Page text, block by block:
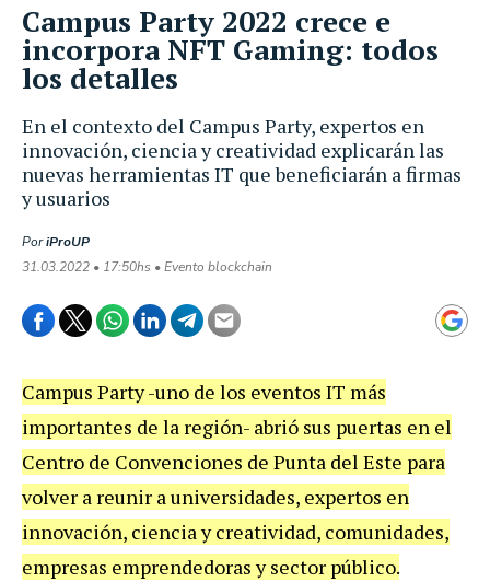
En el contexto del Campus Party, expertos en
innovación, ciencia y creatividad explicarán las
nuevas herramientas IT que beneficiarán a firmas
y usuarios
PoriProUP
31.03.2022 • 17:50hs • Evento blockchain
Campus Party 2022 crece e
incorpora NFT Gaming: todos
los detalles
Campus Party -uno de los eventos IT más
importantes de la región- abrió sus puertas en el
Centro de Convenciones de Punta del Este para
volver a reunir a universidades, expertos en
innovación, ciencia y creatividad, comunidades,
empresas emprendedoras y sector público.